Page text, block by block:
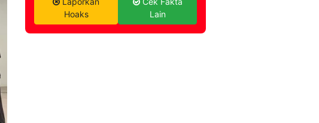
Hoaks
Lain